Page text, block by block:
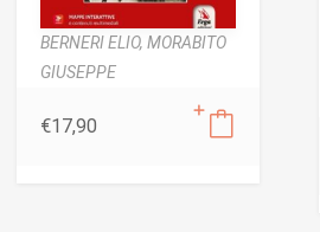
BERNERI ELIO, MORABITO
GIUSEPPE
€17,90